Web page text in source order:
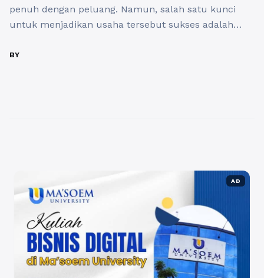
penuh dengan peluang. Namun, salah satu kunci
untuk menjadikan usaha tersebut sukses adalah
kompetitif ini, penting untuk memiliki strategi
BY
AD